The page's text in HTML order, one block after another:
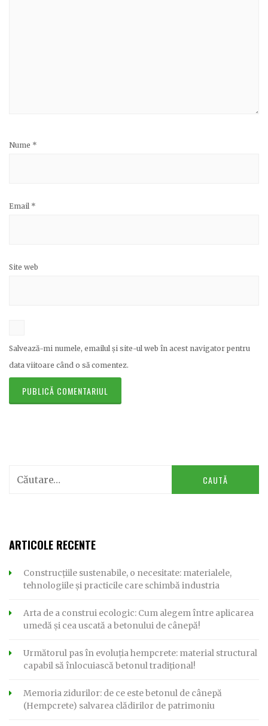
Nume *
Email *
Site web
Salvează-mi numele, emailul și site-ul web în acest navigator pentru
data viitoare când o să comentez.
Caută
după:
ARTICOLE RECENTE
Construcțiile sustenabile, o necesitate: materialele,
tehnologiile și practicile care schimbă industria
Arta de a construi ecologic: Cum alegem între aplicarea
umedă și cea uscată a betonului de cânepă!
Următorul pas în evoluția hempcrete: material structural
capabil să înlocuiască betonul tradițional!
Memoria zidurilor: de ce este betonul de cânepă
(Hempcrete) salvarea clădirilor de patrimoniu